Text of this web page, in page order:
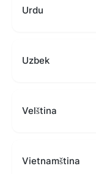
Urdu
Uzbek
Velština
Vietnamština